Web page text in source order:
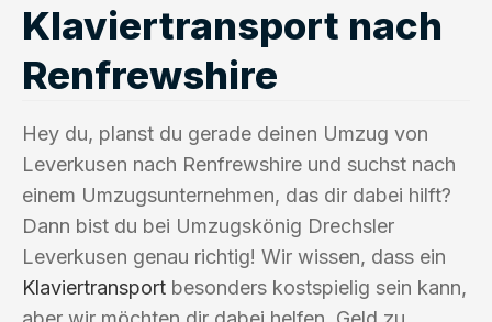
Klaviertransport nach
Renfrewshire
Hey du, planst du gerade deinen Umzug von
Leverkusen nach Renfrewshire und suchst nach
einem Umzugsunternehmen, das dir dabei hilft?
Dann bist du bei Umzugskönig Drechsler
Leverkusen genau richtig! Wir wissen, dass ein
Klaviertransport besonders kostspielig sein kann,